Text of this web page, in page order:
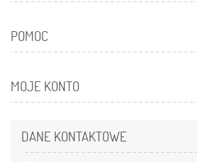
POMOC
MOJE KONTO
DANE KONTAKTOWE